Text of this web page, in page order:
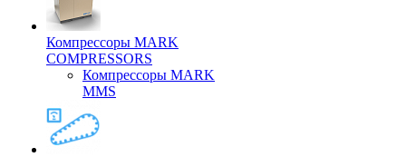
Компрессоры MARK
COMPRESSORS
Компрессоры MARK
MMS